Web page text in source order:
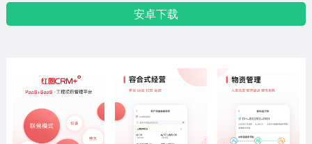
安卓下载